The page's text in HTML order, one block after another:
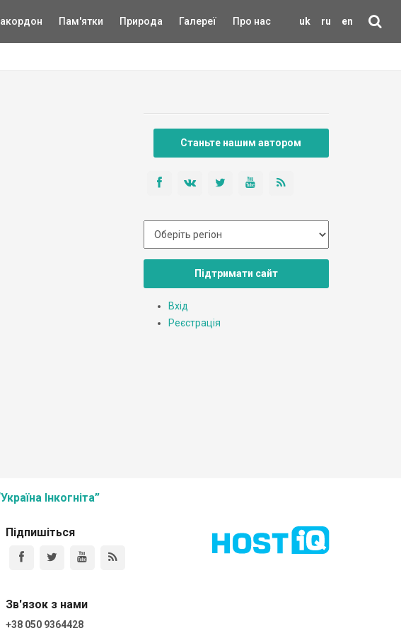
uk ru en
Пам'ятки Природа Галереї Про нас
Станьте нашим автором
Підтримати сайт
Вхід
Реєстрація
Інкогніта”
Підпишіться
Зв'язок з нами
+38 050 9364428